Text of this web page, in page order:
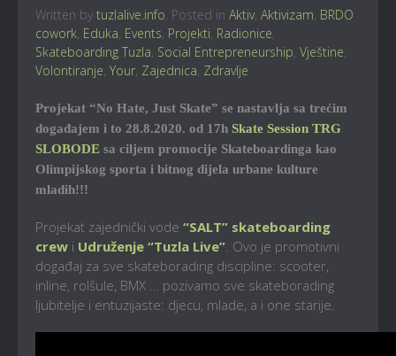
Written by tuzlalive.info . Posted in Aktiv, Aktivizam BRDO
cowork Eduka Events Projekti Radionice
Skateboarding Tuzla Social Entrepreneurship Vještine
Volontiranje Your Zajednica Zdravlje
Projekat “No Hate, Just Skate” se nastavlja sa trećim
događajem i to 28.8.2020. od 17h Skate Session TRG
SLOBODE sa ciljem promocije Skateboardinga kao
Olimpijskog sporta i bitnog dijela urbane kulture
mladih!!!
Projekat zajednički vode “SALT” skateboarding
crew i Udruženje “Tuzla Live” . Ovo je promotivni
događaj za sve skateborading discipline: scooter,
inline, rolšule, BMX … pozivamo sve skateborading
ljubitelje i entuzijaste: djecu, mlade, a i one starije.